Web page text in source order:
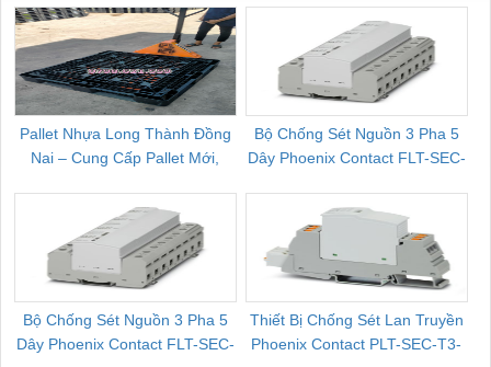
Pallet Nhựa Long Thành Đồng
Nai – Cung Cấp Pallet Mới,
Bộ Chống Sét Nguồn 3 Pha 5
Dây Phoenix Contact FLT-SEC-
Bộ Chống Sét Nguồn 3 Pha 5
Dây Phoenix Contact FLT-SEC-
Thiết Bị Chống Sét Lan Truyền
Phoenix Contact PLT-SEC-T3-